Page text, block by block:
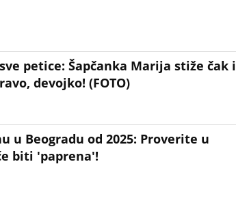
petice: Šapčanka Marija stiže čak i
devojko! (FOTO)
u Beogradu od 2025: Proverite u
biti 'paprena'!